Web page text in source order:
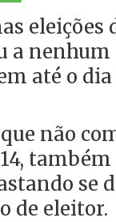
eleições
a nenhum
até o
não
de eleitor.